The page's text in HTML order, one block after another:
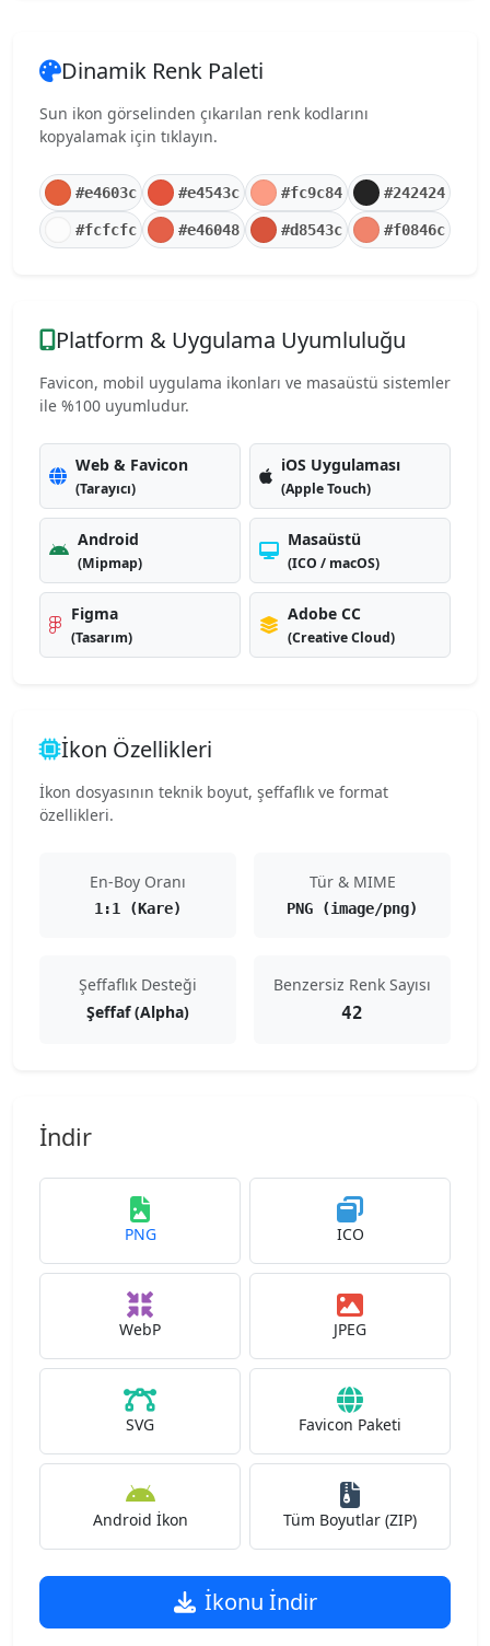
Dinamik Renk Paleti
Sun ikon görselinden çıkarılan renk kodlarını
kopyalamak için tıklayın.
#e4603c #e4543c #fc9c84 #242424
#fcfcfc #e46048 #d8543c #f0846c
Platform & Uygulama Uyumluluğu
Favicon, mobil uygulama ikonları ve masaüstü sistemler
ile %100 uyumludur.
Web & Favicon
(Tarayıcı)
iOS Uygulaması
(Apple Touch)
Android
(Mipmap)
Masaüstü
(ICO / macOS)
Figma
(Tasarım)
Adobe CC
(Creative Cloud)
İkon Özellikleri
İkon dosyasının teknik boyut, şeffaflık ve format
özellikleri.
En-Boy Oranı
1:1 (Kare)
Tür & MIME
PNG (image/png)
Şeffaflık Desteği
Şeffaf (Alpha)
Benzersiz Renk Sayısı
42
İndir
PNG ICO
WebP JPEG
SVG Favicon Paketi
Android İkon Tüm Boyutlar (ZIP)
İkonu İndir